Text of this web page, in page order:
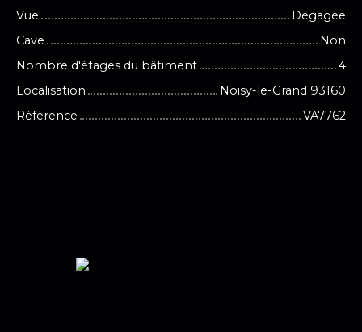
Vue
Dégagée
Cave
Non
Nombre d'étages du bâtiment
4
Localisation
Noisy-le-Grand 93160
Référence
VA7762